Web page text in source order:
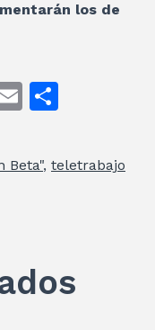
los de
E
ai
l
m
p
r
Beta", teletrabajo